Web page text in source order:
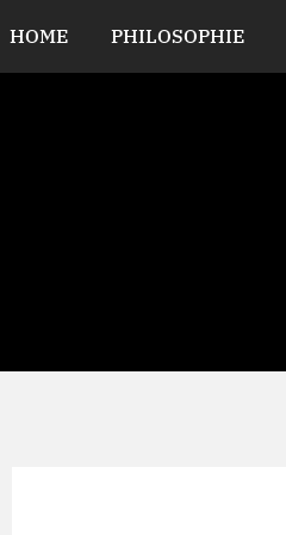
HOME PHILOSOPHIE